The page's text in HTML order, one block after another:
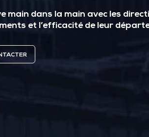
main dans la main avec les
et l’efficacité de leur